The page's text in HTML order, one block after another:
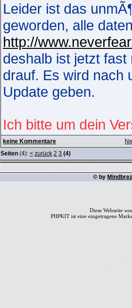
Leider ist das
geworden, alle
http://
deshalb ist jetzt
drauf. Es wird nach
Update geben.
Ich bitte um dein
keine Kommentare
Seiten (4): < zurück 2 3 (4)
© by
Diese Webseite
PHPKIT ist eine eingetragene